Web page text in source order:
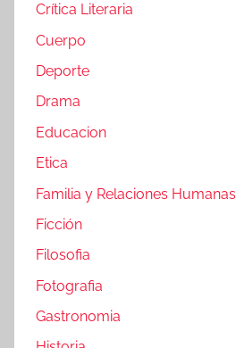
Crítica Literaria
Cuerpo
Deporte
Drama
Educacion
Etica
Familia y Relaciones Humanas
Ficción
Filosofia
Fotografia
Gastronomia